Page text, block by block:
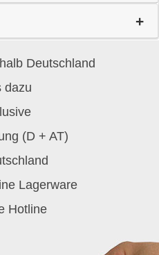
Deutschland
dazu
(D + AT)
Lagerware
Hotline